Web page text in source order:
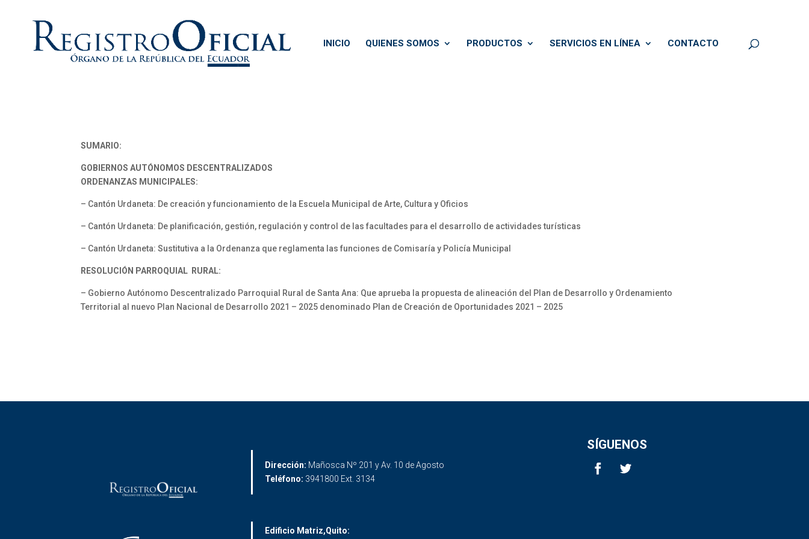
INICIO QUIENES SOMOS PRODUCTOS SERVICIOS EN LÍNEA CONTACTO
SUMARIO:
GOBIERNOS AUTÓNOMOS DESCENTRALIZADOS
ORDENANZAS MUNICIPALES:
– Cantón Urdaneta: De creación y funcionamiento de la Escuela Municipal de Arte, Cultura y Oficios
– Cantón Urdaneta: De planificación, gestión, regulación y control de las facultades para el desarrollo de actividades turísticas
– Cantón Urdaneta: Sustitutiva a la Ordenanza que reglamenta las funciones de Comisaría y Policía Municipal
RESOLUCIÓN PARROQUIAL RURAL:
– Gobierno Autónomo Descentralizado Parroquial Rural de Santa Ana: Que aprueba la propuesta de alineación del Plan de Desarrollo y Ordenamiento
Territorial al nuevo Plan Nacional de Desarrollo 2021 – 2025 denominado Plan de Creación de Oportunidades 2021 – 2025
Dirección: Mañosca Nº 201 y Av. 10 de Agosto
Teléfono: 3941800 Ext. 3134
SÍGUENOS
Edificio Matriz,Quito: